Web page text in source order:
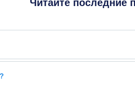
Читайте последние